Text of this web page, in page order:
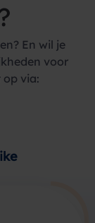
En wil je
voor
via: